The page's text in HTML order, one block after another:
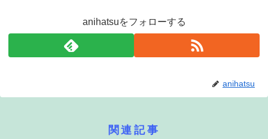
anihatsuをフォローする
anihatsu
関連記事